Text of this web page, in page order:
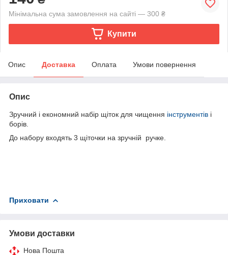
Мінімальна сума замовлення на сайті — 300 ₴
Купити
Опис Доставка Оплата Умови повернення
Опис
Зручний і економний набір щіток для чищення інструментів і
борів.
До набору входять 3 щіточки на зручній ручке.
Приховати
Умови доставки
Нова Пошта